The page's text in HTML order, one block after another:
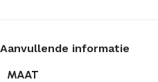
Aanvullende informatie
MAAT